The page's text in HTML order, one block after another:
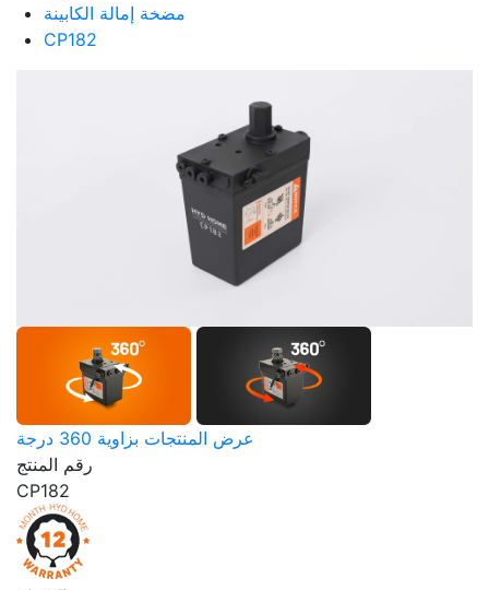
مضخة إمالة الكابينة
CP182
عرض المنتجات بزاوية 360 درجة
رقم المنتج
CP182